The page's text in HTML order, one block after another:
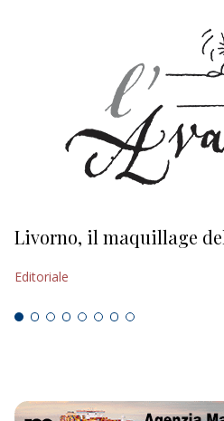
Livorno, il maquillage
Editoriale